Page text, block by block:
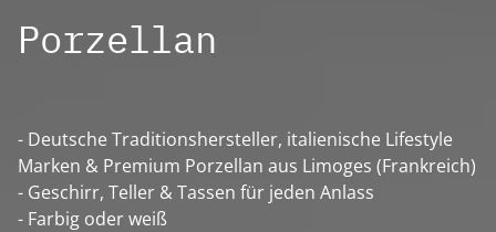
Porzellan
- Deutsche Traditionshersteller, italienische Lifestyle
Marken & Premium Porzellan aus Limoges (Frankreich)
- Geschirr, Teller & Tassen für jeden Anlass
- Farbig oder weiß